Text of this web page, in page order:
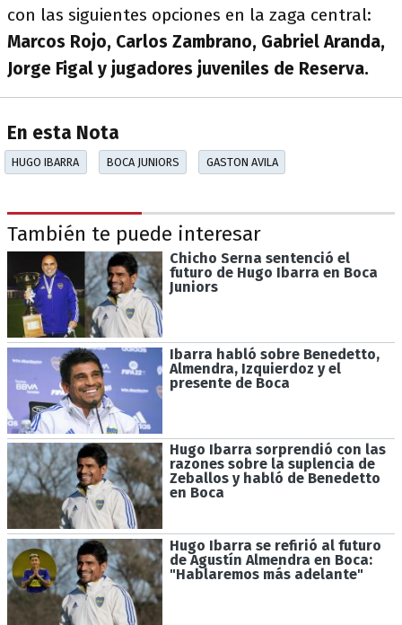
con las siguientes opciones en la zaga central:
Marcos Rojo, Carlos Zambrano, Gabriel Aranda,
Jorge Figal y jugadores juveniles de Reserva.
En esta Nota
HUGO IBARRA BOCA JUNIORS GASTON AVILA
También te puede interesar
Chicho Serna sentenció el
futuro de Hugo Ibarra en Boca
Juniors
Ibarra habló sobre Benedetto,
Almendra, Izquierdoz y el
presente de Boca
Hugo Ibarra sorprendió con las
razones sobre la suplencia de
Zeballos y habló de Benedetto
en Boca
Hugo Ibarra se refirió al futuro
de Agustín Almendra en Boca:
"Hablaremos más adelante"